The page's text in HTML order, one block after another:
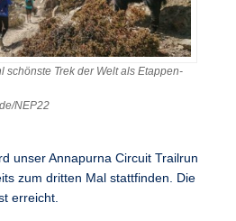
schönste Trek der Welt als Etappen-
NEP22
unser Annapurna Circuit Trailrun
zum dritten Mal stattfinden. Die
erreicht.